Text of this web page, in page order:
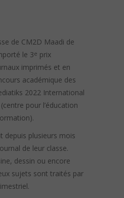
de CM2D Maadi de
le 3e prix
imprimés et en
académique des
2022 International
pour l’éducation
depuis plusieurs mois
de leur classe.
dessin ou encore
sujets sont traités par